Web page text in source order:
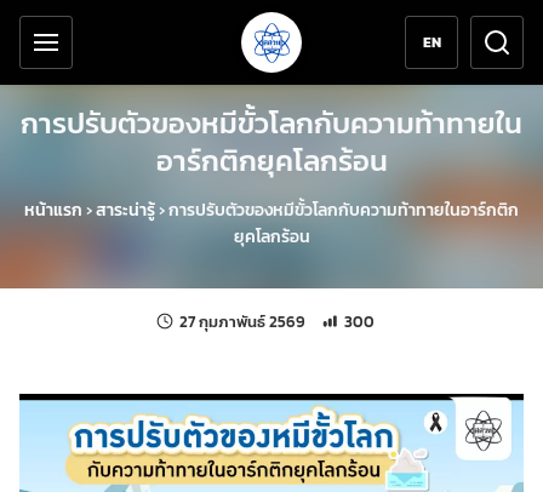
ข้ามไปยังเนื้อหาหลัก
เครื่องมือช่วยเหลือ
EN
การปรับตัวของหมีขั้วโลกกับความท้าทายใน
อาร์กติกยุคโลกร้อน
หน้าแรก›สาระน่ารู้›การปรับตัวของหมีขั้วโลกกับความท้าทายในอาร์กติก
ยุคโลกร้อน
27 กุมภาพันธ์ 2569 แก้ไขล่าสุดเมื่อ:
จำนวนการเข้าชม 300 ครั้ง
300